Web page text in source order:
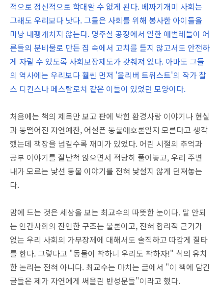
적으로 정신적으로 학대할 수 없게 된다. 베짜기개미 사회는
그래도 우리보다 낫다. 그들은 사회를 위해 봉사한 아이들을
마냥 내팽개치지 않는다. 명주실 공장에서 일한 애벌레들이 어
른들의 분비물로 만든 집 속에서 고치를 틀지 않고서도 안전하
게 자랄 수 있도록 사회보장제도가 갖춰져 있다. 아마도 그들
의 역사에는 우리보다 훨씬 먼저 '올리버 트위스트'의 작가 찰
스 디킨스나 페스탈로치 같은 이들이 있었던 모양이다.
처음에는 책의 제목만 보고 판에 박힌 환경사랑 이야기나 현실
과 동떨어진 자연예찬, 어설픈 동물애호론일지 모른다고 생각
했는데 책장을 넘길수록 재미가 있었다. 어린 시절의 추억과
공부 이야기를 잘난척 않으면서 적당히 풀어놓고, 우리 주변
내가 모르는 낯선 동물 이야기를 전혀 낯설지 않게 던져놓는
다.
맘에 드는 것은 세상을 보는 최교수의 따뜻한 눈이다. 말 안되
는 인간사회의 잔인한 구조는 물론이고, 전혀 합리적 근거가
없는 우리 사회의 가부장제에 대해서도 솔직하고 따갑게 질타
를 한다. 그렇다고 "동물이 착하니 우리도 착하자!" 식의 유치
한 논리는 전혀 아니다. 최교수는 마치는 글에서 "이 책에 담긴
글들은 제가 자연에게 써올린 반성문들"이라고 했다.